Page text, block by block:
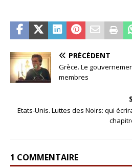
PRÉCÉDENT
Grèce. Le
membres
Etats-Unis. Luttes des Noirs: qui
1 COMMENTAIRE